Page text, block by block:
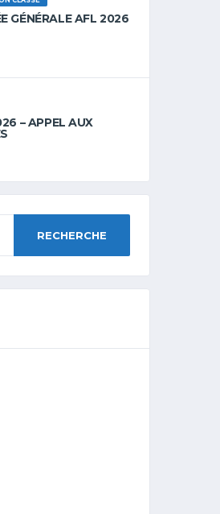
GÉNÉRALE AFL 2026
– APPEL AUX
RECHERCHE